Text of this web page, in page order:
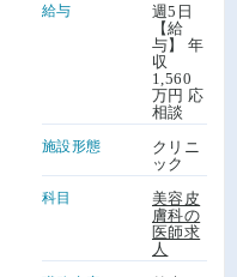
給与
週5日
【給
与】 年
収
1,560
万円 応
相談
施設形態
クリニ
ック
科目
美容皮
膚科の
医師求
人